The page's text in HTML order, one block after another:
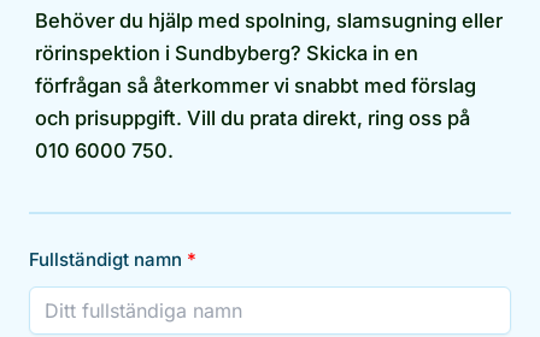
Behöver du hjälp med spolning, slamsugning eller
rörinspektion i Sundbyberg? Skicka in en
förfrågan så återkommer vi snabbt med förslag
och prisuppgift. Vill du prata direkt, ring oss på
010 6000 750.
Fullständigt namn